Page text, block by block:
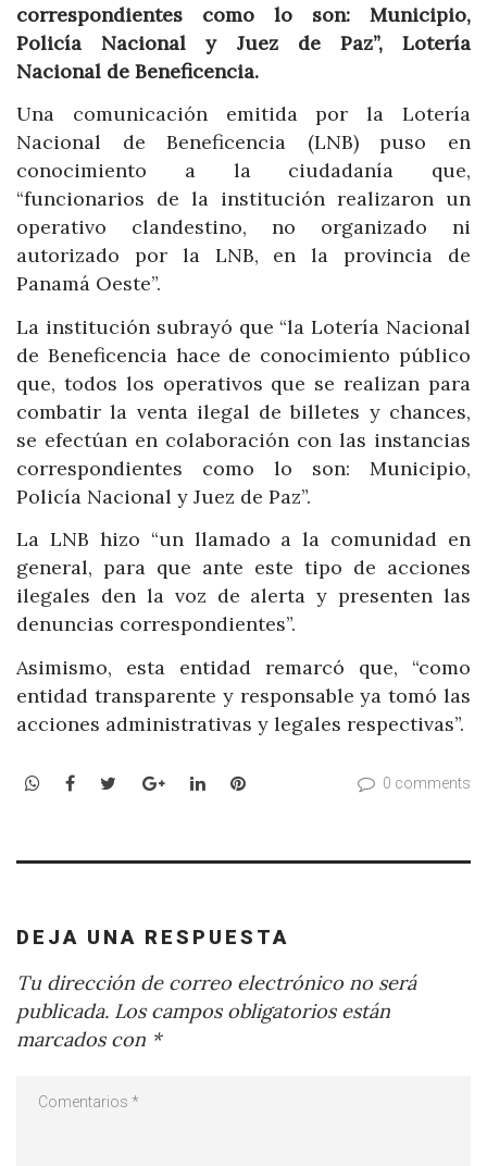
correspondientes como lo son: Municipio,
Policía Nacional y Juez de Paz”, Lotería
Nacional de Beneficencia.
Una comunicación emitida por la Lotería
Nacional de Beneficencia (LNB) puso en
conocimiento a la ciudadanía que,
“funcionarios de la institución realizaron un
operativo clandestino, no organizado ni
autorizado por la LNB, en la provincia de
Panamá Oeste”.
La institución subrayó que “la Lotería Nacional
de Beneficencia hace de conocimiento público
que, todos los operativos que se realizan para
combatir la venta ilegal de billetes y chances,
se efectúan en colaboración con las instancias
correspondientes como lo son: Municipio,
Policía Nacional y Juez de Paz”.
La LNB hizo “un llamado a la comunidad en
general, para que ante este tipo de acciones
ilegales den la voz de alerta y presenten las
denuncias correspondientes”.
Asimismo, esta entidad remarcó que, “como
entidad transparente y responsable ya tomó las
acciones administrativas y legales respectivas”.
WhatsApp
Facebook
TwitterGoogle+LinkedInPinterest 0 comments
DEJA UNA RESPUESTA
Tu dirección de correo electrónico no será
publicada. Los campos obligatorios están
marcados con *